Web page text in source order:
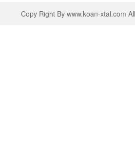
Copy Right By www.koan-xtal.com